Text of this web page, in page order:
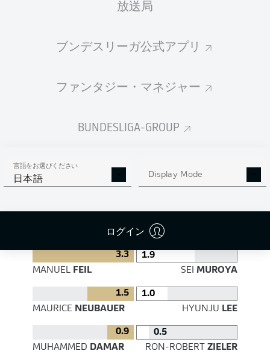
放送局
ブンデスリーガ公式アプリ
ファンタジー・マネジャー
BUNDESLIGA-GROUP
言語をお選びください
日本語 Display Mode
ログイン
1
347 423
78 % 成功率 83 %
PASS EFFICIENCY
3.3
1.9
MANUEL FEIL SEI MUROYA
1.5
1.0
MAURICE NEUBAUER HYUNJU LEE
0.9
0.5
MUHAMMED DAMAR RON-ROBERT ZIELER